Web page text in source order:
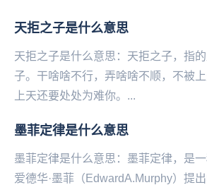
天...
天拒之子是什么意思
天拒之子是什么意思：天拒之子，指
子。干啥啥不行，弄啥啥不顺，不被上
上天还要处处为难你。...
墨菲定律是什么意思
墨菲定律是什么意思：墨菲定律，是
爱德华·墨菲（EdwardA.Murphy）提